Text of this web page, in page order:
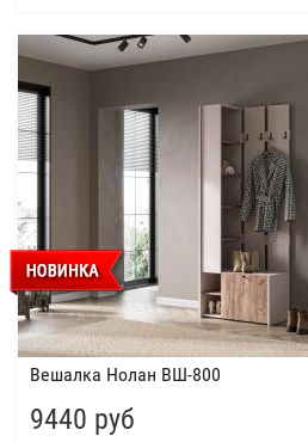
Вешалка Нолан ВШ-800
9440 руб